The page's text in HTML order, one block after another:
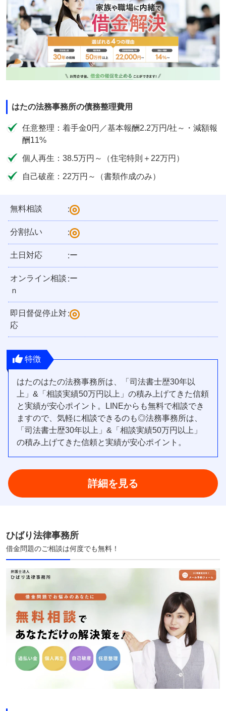
はたの法務事務所の債務整理費用
任意整理：着手金0円／基本報酬2.2万円/社～・減額報
酬11%
個人再生：38.5万円～（住宅特則＋22万円）
自己破産：22万円～（書類作成のみ）
無料相談 :
分割払い :
土日対応 :ー
オンライン相談
ｎ
:ー
即日督促停止対
応
:
特徴
はたのはたの法務事務所は、「司法書士歴30年以
上」&「相談実績50万円以上」の積み上げてきた信頼
と実績が安心ポイント。LINEからも無料で相談でき
ますので、気軽に相談できるのも◎法務事務所は、
「司法書士歴30年以上」&「相談実績50万円以上」
の積み上げてきた信頼と実績が安心ポイント。
詳細を見る
ひばり法律事務所
借金問題のご相談は何度でも無料！